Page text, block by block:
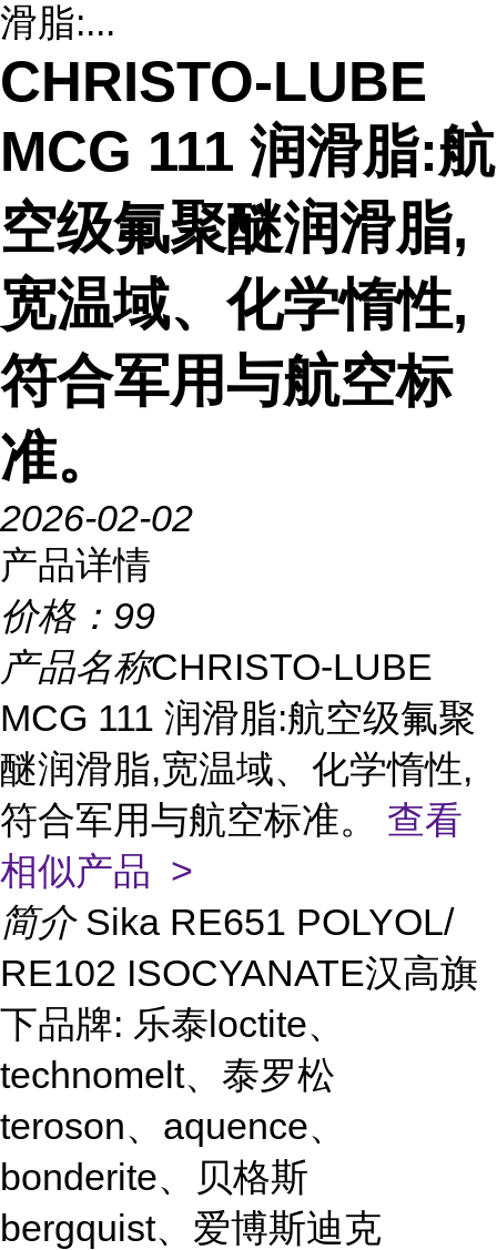
滑脂:...
CHRISTO-LUBE
MCG 111 润滑脂:航
空级氟聚醚润滑脂,
宽温域、化学惰性,
符合军用与航空标
准。
2026-02-02
产品详情
价格： 99
产品名称CHRISTO-LUBE
MCG 111 润滑脂:航空级氟聚
醚润滑脂,宽温域、化学惰性,
符合军用与航空标准。 查看
相似产品 >
简介 Sika RE651 POLYOL/
RE102 ISOCYANATE汉高旗
下品牌: 乐泰loctite、
technomelt、泰罗松
teroson、aquence、
bonderite、贝格斯
bergquist、爱博斯迪克